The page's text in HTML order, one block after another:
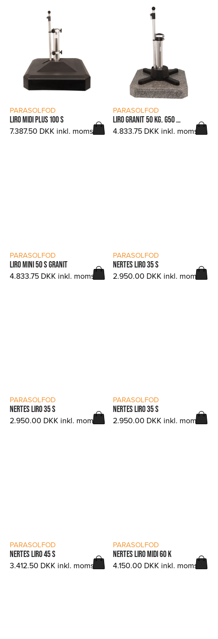
LÆS MERE
PARASOLFOD
LIRO MIDI PLUS 100 S
7.387.50 DKK inkl. moms.
LÆS MERE
PARASOLFOD
LIRO GRANIT 50 KG. G50 S GRANIT
4.833.75 DKK inkl. moms.
LÆS MERE
PARASOLFOD
LIRO MINI 50 S GRANIT
4.833.75 DKK inkl. moms.
LÆS MERE
PARASOLFOD
NERTES LIRO 35 S
2.950.00 DKK inkl. moms.
LÆS MERE
PARASOLFOD
NERTES LIRO 35 S
2.950.00 DKK inkl. moms.
LÆS MERE
PARASOLFOD
NERTES LIRO 35 S
2.950.00 DKK inkl. moms.
LÆS MERE
PARASOLFOD
NERTES LIRO 45 S
3.412.50 DKK inkl. moms.
LÆS MERE
PARASOLFOD
NERTES LIRO MIDI 60 K
4.150.00 DKK inkl. moms.